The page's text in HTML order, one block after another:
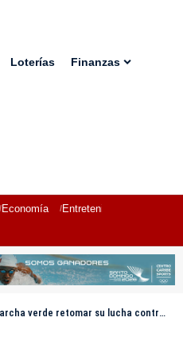
Loterías Finanzas
Economía Entretenimiento
su lucha contra la corrupción y la impunidad